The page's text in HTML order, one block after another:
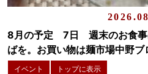
8月の予定 7日 週末のお食事
ばを。お買い物は麺市場中野ブ
イベント トップに表示